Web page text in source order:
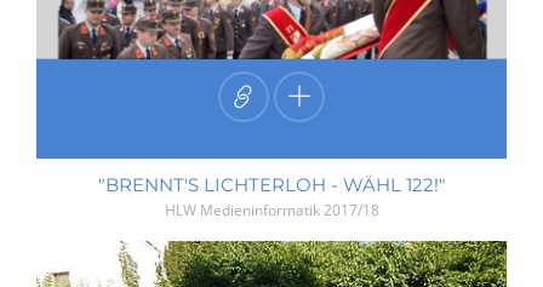
"BRENNT'S LICHTERLOH - WÄHL 122!"
HLW Medieninformatik2017/18